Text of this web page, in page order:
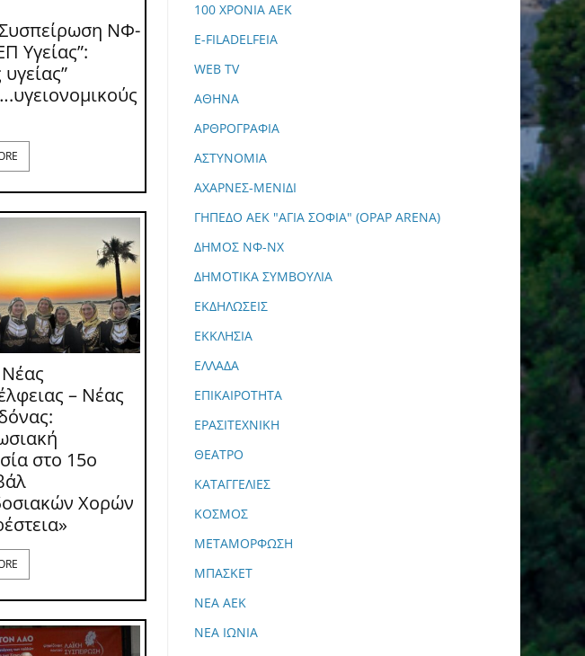
ΝΦ-
Υγείας”:
– Νέας
στο 15ο
Χορών
100 ΧΡΟΝΙΑ ΑΕΚ
E-FILADELFEIA
WEB TV
ΑΘΗΝΑ
ΑΡΘΡΟΓΡΑΦΙΑ
ΑΣΤΥΝΟΜΙΑ
ΑΧΑΡΝΕΣ-ΜΕΝΙΔΙ
ΓΗΠΕΔΟ ΑΕΚ "ΑΓΙΑ ΣΟΦΙΑ" (OPAP ARENA)
ΔΗΜΟΣ ΝΦ-ΝΧ
ΔΗΜΟΤΙΚΑ ΣΥΜΒΟΥΛΙΑ
ΕΚΔΗΛΩΣΕΙΣ
ΕΚΚΛΗΣΙΑ
ΕΛΛΑΔΑ
ΕΠΙΚΑΙΡΟΤΗΤΑ
ΕΡΑΣΙΤΕΧΝΙΚΗ
ΘΕΑΤΡΟ
ΚΑΤΑΓΓΕΛΙΕΣ
ΚΟΣΜΟΣ
ΜΕΤΑΜΟΡΦΩΣΗ
ΜΠΑΣΚΕΤ
ΝΕΑ ΑΕΚ
ΝΕΑ ΙΩΝΙΑ